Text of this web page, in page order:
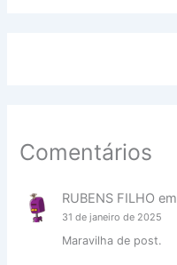
Comentários
RUBENS FILHO em
31 de janeiro de 2025
Maravilha de post.